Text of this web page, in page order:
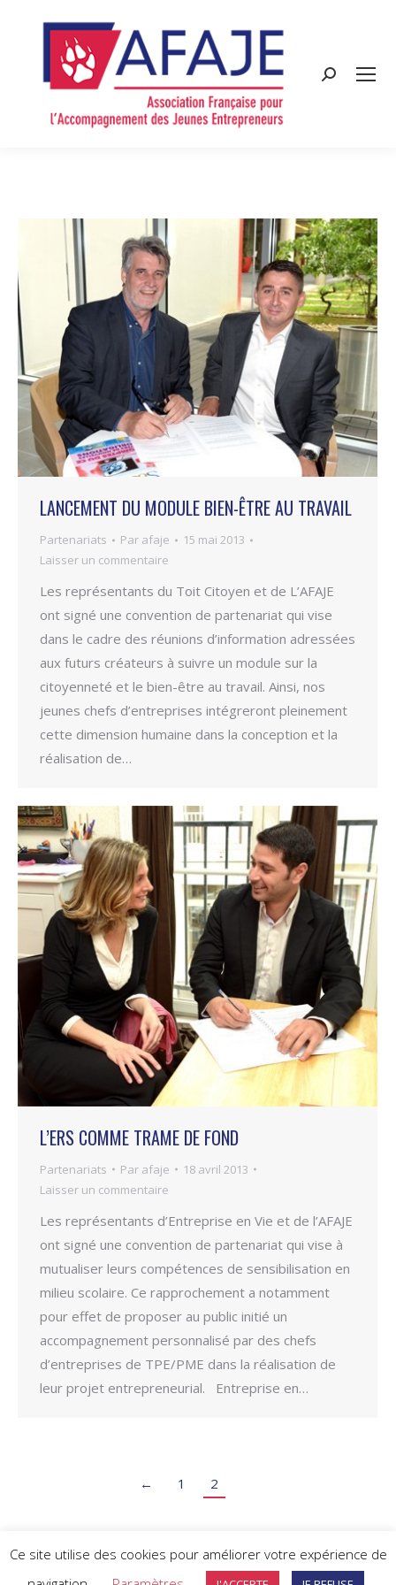
Search:
LANCEMENT DU MODULE BIEN-ÊTRE AU TRAVAIL
Partenariats Par afaje
15 mai 2013
Laisser un commentaire
Les représentants du Toit Citoyen et de L’AFAJE
ont signé une convention de partenariat qui vise
dans le cadre des réunions d’information adressées
aux futurs créateurs à suivre un module sur la
citoyenneté et le bien-être au travail. Ainsi, nos
jeunes chefs d’entreprises intégreront pleinement
cette dimension humaine dans la conception et la
réalisation de…
L’ERS COMME TRAME DE FOND
Partenariats Par afaje
18 avril 2013
Laisser un commentaire
Les représentants d’Entreprise en Vie et de l’AFAJE
ont signé une convention de partenariat qui vise à
mutualiser leurs compétences de sensibilisation en
milieu scolaire. Ce rapprochement a notamment
pour effet de proposer au public initié un
accompagnement personnalisé par des chefs
d’entreprises de TPE/PME dans la réalisation de
leur projet entrepreneurial. Entreprise en…
← 1 2
©2026 AFAJE - Politique de confidentialité-Politique des cookies
Ce site utilise des cookies pour améliorer votre expérience de